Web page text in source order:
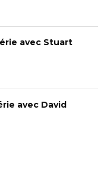
avec Stuart
avec David